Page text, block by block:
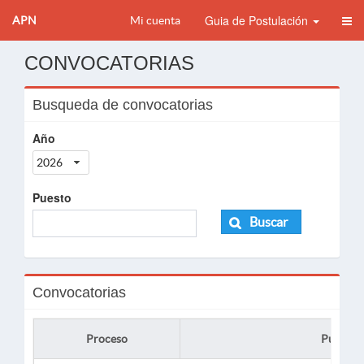
APN Mi cuenta Guia de Postulación
CONVOCATORIAS
Busqueda de convocatorias
Año
2026
Puesto
Buscar
Convocatorias
Proceso Puesto